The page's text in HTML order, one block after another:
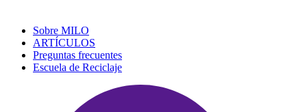
Sobre MILO
ARTÍCULOS
Preguntas frecuentes
Escuela de Reciclaje